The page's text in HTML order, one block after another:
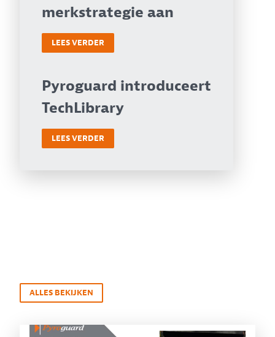
merkstrategie aan
LEES VERDER
Pyroguard introduceert
TechLibrary
LEES VERDER
ALLES BEKIJKEN